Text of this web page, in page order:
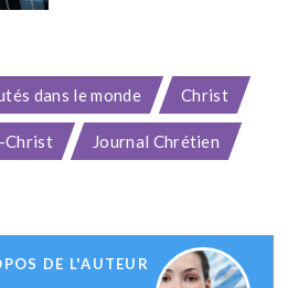
dans le monde Christ
Christ Journal Chrétien
DE L'AUTEUR